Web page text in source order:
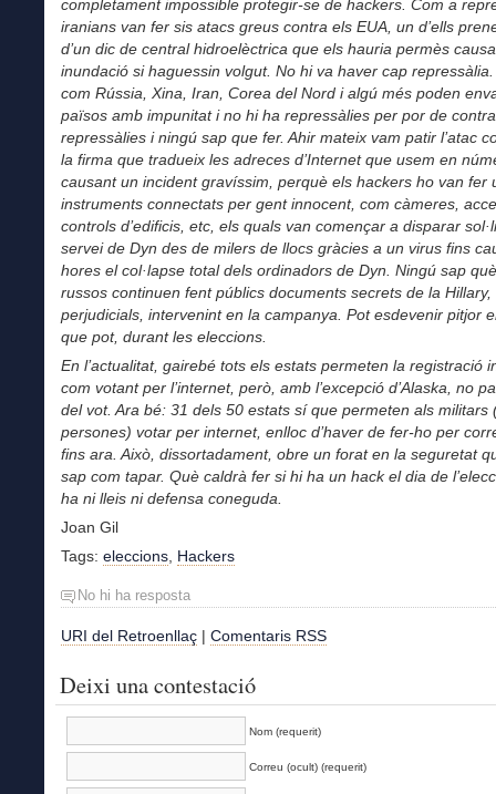
completament impossible protegir-se de hackers. Com a
iranians van fer sis atacs greus contra els EUA, un d’ells
d’un dic de central hidroelèctrica que els hauria permès
inundació si haguessin volgut. No hi va haver cap repressàlia.
com Rússia, Xina, Iran, Corea del Nord i algú més poden
països amb impunitat i no hi ha repressàlies per por de
repressàlies i ningú sap que fer. Ahir mateix vam patir l’atac
la firma que tradueix les adreces d’Internet que usem en
causant un incident gravíssim, perquè els hackers ho van fer
instruments connectats per gent innocent, com càmeres,
controls d’edificis, etc, els quals van començar a disparar
servei de Dyn des de milers de llocs gràcies a un virus fins
hores el col·lapse total dels ordinadors de Dyn. Ningú sap
russos continuen fent públics documents secrets de la Hillary,
perjudicials, intervenint en la campanya. Pot esdevenir pitjor
que pot, durant les eleccions.
En l’actualitat, gairebé tots els estats permeten la registració
com votant per l’internet, però, amb l’excepció d’Alaska, no
del vot. Ara bé: 31 dels 50 estats sí que permeten als militars
persones) votar per internet, enlloc d’haver de fer-ho per
fins ara. Això, dissortadament, obre un forat en la seguretat
sap com tapar. Què caldrà fer si hi ha un hack el dia de
ha ni lleis ni defensa coneguda.
Joan Gil
Tags: eleccions Hackers
No hi ha resposta
URI del Retroenllaç | Comentaris RSS
Deixi una contestació
Nom (requerit)
Correu (ocult) (requerit)